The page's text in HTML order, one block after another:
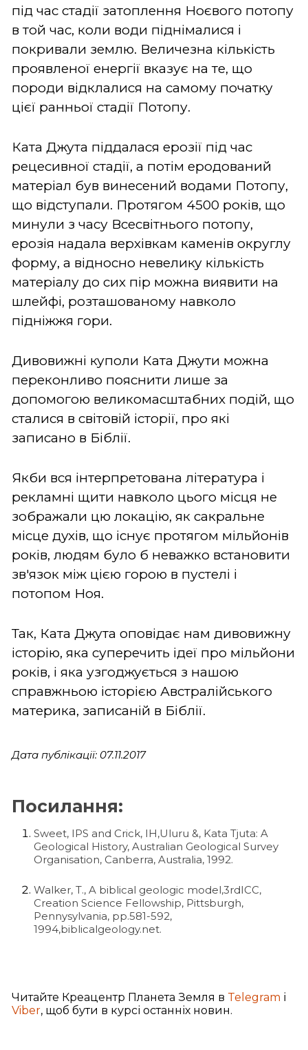
під час стадії затоплення Ноєвого потопу
в той час, коли води піднімалися і
покривали землю. Величезна кількість
проявленої енергії вказує на те, що
породи відклалися на самому початку
цієї ранньої стадії Потопу.
Ката Джута піддалася ерозії під час
рецесивної стадії, а потім еродований
матеріал був винесений водами Потопу,
що відступали. Протягом 4500 років, що
минули з часу Всесвітнього потопу,
ерозія надала верхівкам каменів округлу
форму, а відносно невелику кількість
матеріалу до сих пір можна виявити на
шлейфі, розташованому навколо
підніжжя гори.
Дивовижні куполи Ката Джути можна
переконливо пояснити лише за
допомогою великомасштабних подій, що
сталися в світовій історії, про які
записано в Біблії.
Якби вся інтерпретована література і
рекламні щити навколо цього місця не
зображали цю локацію, як сакральне
місце духів, що існує протягом мільйонів
років, людям було б неважко встановити
зв'язок між цією горою в пустелі і
потопом Ноя.
Так, Ката Джута оповідає нам дивовижну
історію, яка суперечить ідеї про мільйони
років, і яка узгоджується з нашою
справжньою історією Австралійського
материка, записаній в Біблії.
Дата публікації: 07.11.2017
Посилання:
Sweet, IPS and Crick, IH,Uluru &, Kata Tjuta: A
Geological History, Australian Geological Survey
Organisation, Canberra, Australia, 1992.
Walker, T., A biblical geologic model,3rdICC,
Creation Science Fellowship, Pittsburgh,
Pennysylvania, pp.581-592,
1994,biblicalgeology.net.
Читайте Креацентр Планета Земля в Telegram і
Viber, щоб бути в курсі останніх новин.